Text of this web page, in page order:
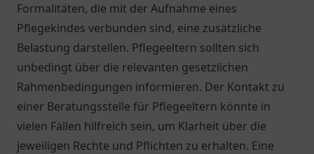
Formalitäten, die mit der Aufnahme eines
Pflegekindes verbunden sind, eine zusätzliche
Belastung darstellen. Pflegeeltern sollten sich
unbedingt über die relevanten gesetzlichen
Rahmenbedingungen informieren. Der Kontakt zu
einer Beratungsstelle für Pflegeeltern könnte in
vielen Fällen hilfreich sein, um Klarheit über die
jeweiligen Rechte und Pflichten zu erhalten. Eine